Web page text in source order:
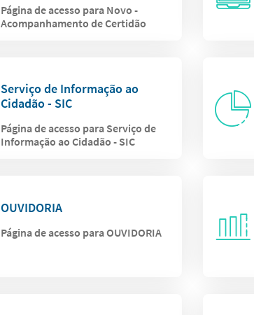
Página de acesso para Novo -
Acompanhamento de Certidão
Serviço de Informação ao
Cidadão - SIC
Página de acesso para Serviço de
Informação ao Cidadão - SIC
OUVIDORIA
Página de acesso para OUVIDORIA